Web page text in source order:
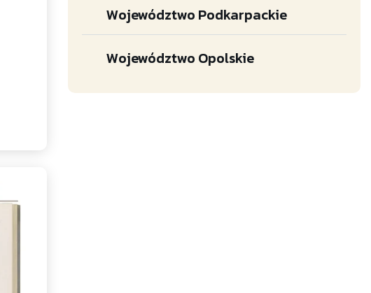
Województwo Podkarpackie
Województwo Opolskie